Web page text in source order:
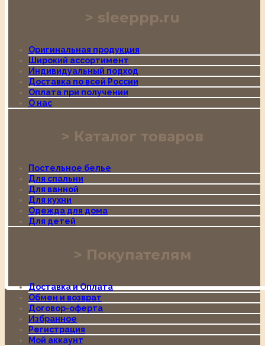
sleeppp.ru
Оригинальная продукция
Широкий ассортимент
Индивидуальный подход
Доставка по всей России
Оплата при получении
О нас
Каталог товаров
Постельное белье
Для спальни
Для ванной
Для кухни
Одежда для дома
Для детей
Покупателям
Доставка и Оплата
Обмен и возврат
Договор-оферта
Избранное
Регистрация
Мой аккаунт